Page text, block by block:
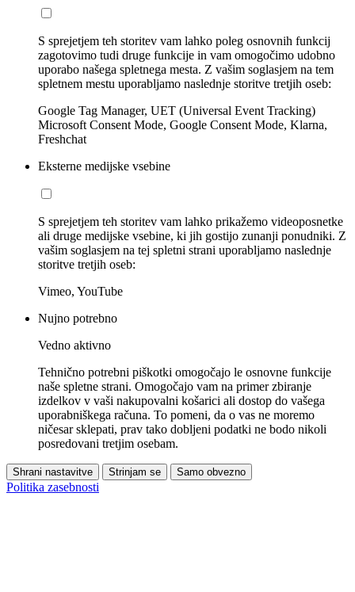
S sprejetjem teh storitev vam lahko poleg osnovnih funkcij
zagotovimo tudi druge funkcije in vam omogočimo udobno
uporabo našega spletnega mesta. Z vašim soglasjem na tem
spletnem mestu uporabljamo naslednje storitve tretjih oseb:
Google Tag Manager, UET (Universal Event Tracking)
Microsoft Consent Mode, Google Consent Mode, Klarna,
Freshchat
Eksterne medijske vsebine
S sprejetjem teh storitev vam lahko prikažemo videoposnetke
ali druge medijske vsebine, ki jih gostijo zunanji ponudniki. Z
vašim soglasjem na tej spletni strani uporabljamo naslednje
storitve tretjih oseb:
Vimeo, YouTube
Nujno potrebno
Vedno aktivno
Tehnično potrebni piškotki omogočajo le osnovne funkcije
naše spletne strani. Omogočajo vam na primer zbiranje
izdelkov v vaši nakupovalni košarici ali dostop do vašega
uporabniškega računa. To pomeni, da o vas ne moremo
ničesar sklepati, prav tako dobljeni podatki ne bodo nikoli
posredovani tretjim osebam.
Shrani nastavitve Strinjam se Samo obvezno
Politika zasebnosti